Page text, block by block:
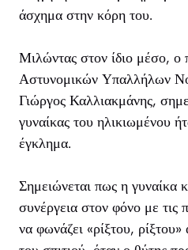
άσχημα στην κόρη του.
Μιλώντας στον ίδιο μέσο, ο
Αστυνομικών Υπαλλήλων
Γιώργος Καλλιακμάνης,
γυναίκας του ηλικιωμένου
έγκλημα.
Σημειώνεται πως η γυναίκα
συνέργεια στον φόνο με τις
να φωνάζει «ρίξτου,